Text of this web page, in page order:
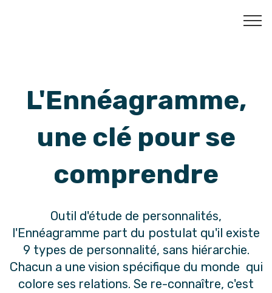
L'Ennéagramme,
une clé pour se
comprendre
Outil d'étude de personnalités,
l'Ennéagramme part du postulat qu'il existe
9 types de personnalité, sans hiérarchie.
Chacun a une vision spécifique du monde qui
colore ses relations. Se re-connaître, c'est